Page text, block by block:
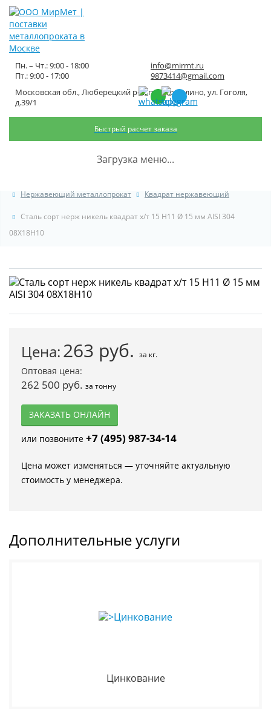
Московская обл., Люберецкий р-н, пос. Томилино, ул. Гоголя,
д.39/1
Пн. – Чт.: 9:00 - 18:00
Пт.: 9:00 - 17:00
info@mirmt.ru
9873414@gmail.com
Быстрый расчет заказа
Загрузка меню...
Сталь сорт нерж никель
квадрат х/т 15 H11 Ø 15 мм AISI
304 08Х18Н10
Нержавеющий металлопрокат Квадрат нержавеющий
Сталь сорт нерж никель квадрат х/т 15 H11 Ø 15 мм AISI 304
08Х18Н10
Цена:263 руб. за кг.
Оптовая цена:
262 500 руб. за тонну
ЗАКАЗАТЬ ОНЛАЙН
или позвоните +7 (495) 987-34-14
Цена может изменяться — уточняйте актуальную
стоимость у менеджера.
Дополнительные услуги
Цинкование